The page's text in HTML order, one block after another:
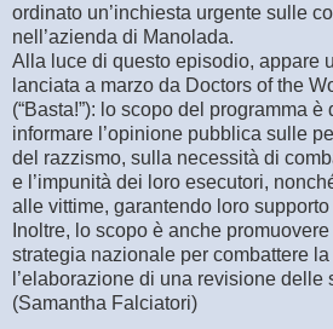
ordinato un’inchiesta urgente sulle
nell’azienda di Manolada.
Alla luce di questo episodio, appare
lanciata a marzo da Doctors of the
(“Basta!”): lo scopo del programma
informare l’opinione pubblica sulle
del razzismo, sulla necessità di
e l’impunità dei loro esecutori,
alle vittime, garantendo loro
Inoltre, lo scopo è anche
strategia nazionale per combattere
l’elaborazione di una revisione delle
(Samantha Falciatori)